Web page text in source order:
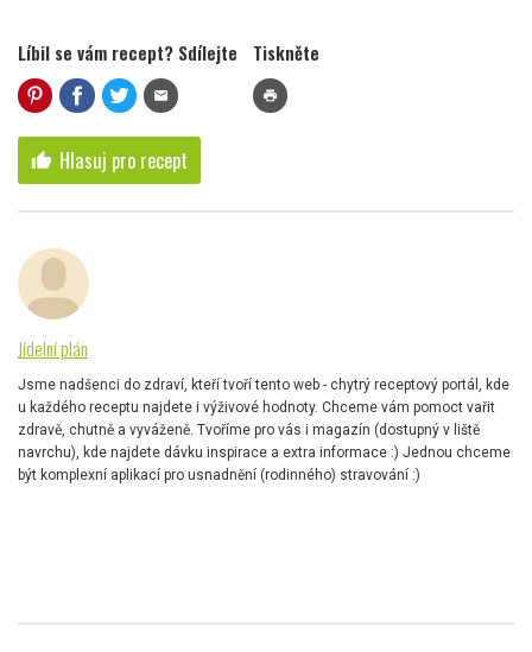
Líbil se vám recept? Sdílejte
mail
Tiskněte
print
thumb_up Hlasuj pro recept
Jídelní plán
Jsme nadšenci do zdraví, kteří tvoří tento web - chytrý receptový portál, kde
u každého receptu najdete i výživové hodnoty. Chceme vám pomoct vařit
zdravě, chutně a vyváženě. Tvoříme pro vás i magazín (dostupný v liště
navrchu), kde najdete dávku inspirace a extra informace :) Jednou chceme
být komplexní aplikací pro usnadnění (rodinného) stravování :)